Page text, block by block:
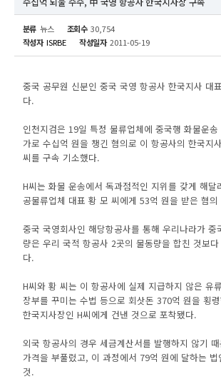
분류 뉴스 조회수 30,754
작성자 ISRBE 작성일자 2011-05-19
중국 공무원 신분인 중국 국영 항공사 한국지사 대
다.
인천지검은 19일 특정 물류업체에 중국행 화물운
가로 수십억 원을 챙긴 혐의로 이 항공사의 한국지
씨를 구속 기소했다.
H씨는 화물 운송에서 독과점적인 지위를 갖게 해달
공물류업체 대표 황 모 씨에게 53억 원을 받은 혐의
중국 국영회사인 해당항공사를 통해 우리나라가 중
량은 우리 국적 항공사 2곳의 물동량을 합친 것보
다.
H씨와 황 씨는 이 항공사에 실제 지급하지 않은 유
장부를 꾸미는 수법 등으로 회삿돈 370억 원을 횡
한국지사장인 H씨에게 건낸 것으로 포착됐다.
외국 항공사의 경우 세금계산서를 발행하지 않기
가격을 부풀렸고, 이 과정에서 79억 원에 달하는 법
것.